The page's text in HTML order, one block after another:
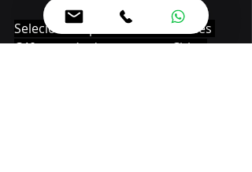
Selecionada pela rede de cidades
C40, através do programa Cities